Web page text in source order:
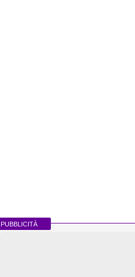
PUBBLICITÀ